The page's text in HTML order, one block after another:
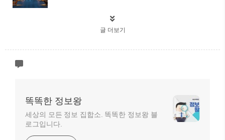
글 더보기
똑똑한 정보왕
세상의 모든 정보 집합소. 똑똑한 정보왕 블
로그입니다.